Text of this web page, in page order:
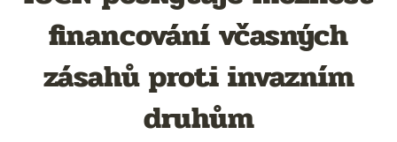
financování včasných
zásahů proti invazním
druhům